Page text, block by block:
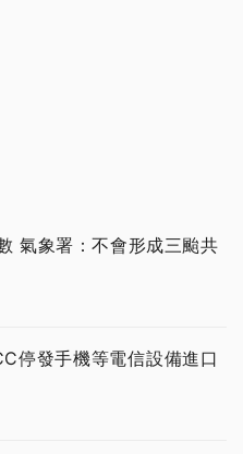
氣象署：不會形成三颱共
停發手機等電信設備進口